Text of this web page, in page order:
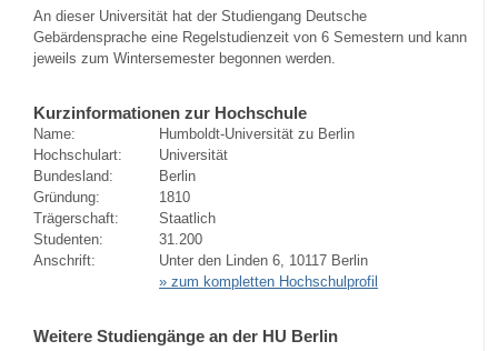
An dieser Universität hat der Studiengang Deutsche
Gebärdensprache eine Regelstudienzeit von 6 Semestern und kann
jeweils zum Wintersemester begonnen werden.
Kurzinformationen zur Hochschule
Name:
Humboldt-Universität zu Berlin
Hochschulart:
Universität
Bundesland:
Berlin
Gründung:
1810
Trägerschaft:
Staatlich
Studenten:
31.200
Anschrift:
Unter den Linden 6, 10117 Berlin
» zum kompletten Hochschulprofil
Weitere Studiengänge an der HU Berlin